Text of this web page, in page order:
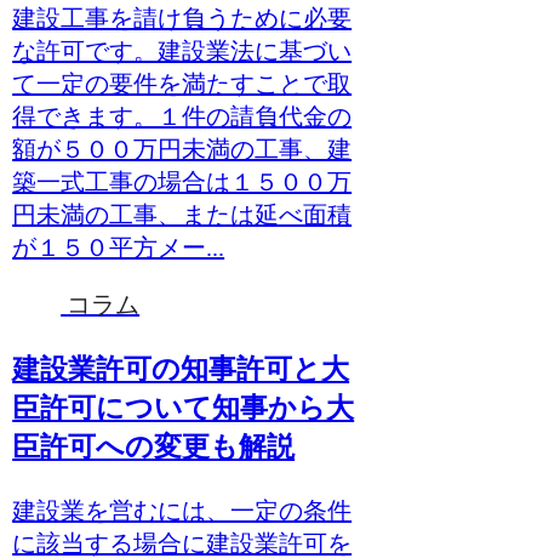
建設工事を請け負うために必要
な許可です。建設業法に基づい
て一定の要件を満たすことで取
得できます。１件の請負代金の
額が５００万円未満の工事、建
築一式工事の場合は１５００万
円未満の工事、または延べ面積
が１５０平方メー...
コラム
建設業許可の知事許可と大
臣許可について知事から大
臣許可への変更も解説
建設業を営むには、一定の条件
に該当する場合に建設業許可を